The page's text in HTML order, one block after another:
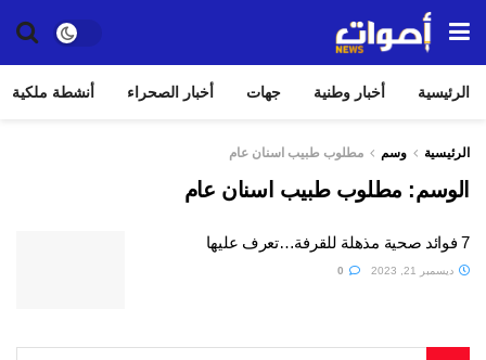
الرئيسية أخبار وطنية جهات أخبار الصحراء أنشطة ملكية
الرئيسية وسم مطلوب طبيب اسنان عام
الوسم: مطلوب طبيب اسنان عام
7 فوائد صحية مذهلة للقرفة…تعرف عليها
ديسمبر 21, 2023